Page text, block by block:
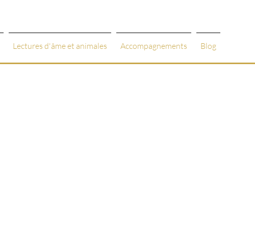
Lectures d'âme et animales Accompagnements Blog